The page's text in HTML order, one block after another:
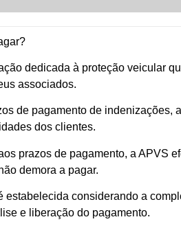
dedicada à proteção veicular
associados.
de pagamento de indenizações,
dos clientes.
prazos de pagamento, a APVS
demora a pagar.
estabelecida considerando a
e liberação do pagamento.